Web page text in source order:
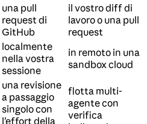
una pull
request di
GitHub
il vostro diff di
lavoro o una pull
request
localmente
nella vostra
sessione
in remoto in una
sandbox cloud
una revisione
a passaggio
singolo con
l’effort della
flotta multi-
agente con
verifica